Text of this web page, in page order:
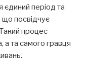
єдиний період та
посвідчує
процес
а та самого гравця